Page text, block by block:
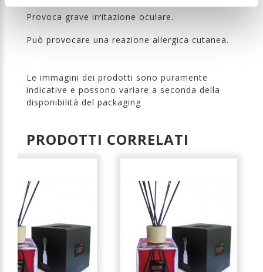
Provoca grave irritazione oculare.
Può provocare una reazione allergica cutanea.
Le immagini dei prodotti sono puramente
indicative e possono variare a seconda della
disponibilità del packaging
PRODOTTI CORRELATI